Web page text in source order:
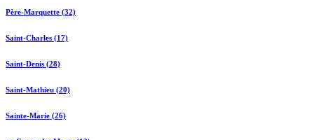
Père-Marquette (32)
Saint-Charles (17)
Saint-Denis (28)
Saint-Mathieu (20)
Sainte-Marie (26)